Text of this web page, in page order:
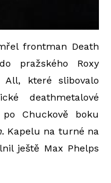
frontman Death
pražského Roxy
All, které slibovalo
deathmetalové
Chuckově boku
. Kapelu na turné na
ještě Max Phelps